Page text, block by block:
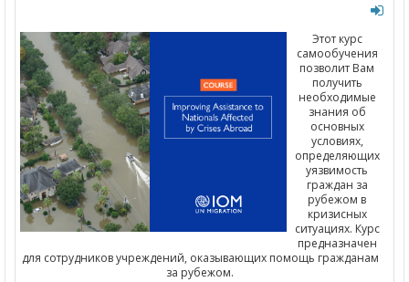
Этот курс
самообучения
позволит Вам
получить
необходимые
знания об
основных
условиях,
определяющих
уязвимость
граждан за
рубежом в
кризисных
ситуациях. Курс
предназначен
для сотрудников учреждений, оказывающих помощь гражданам
за рубежом.